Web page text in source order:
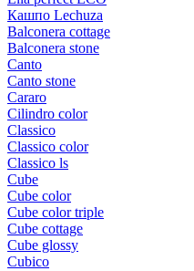
Кашпо Lechuza
Balconera cottage
Balconera stone
Canto
Canto stone
Cararo
Cilindro color
Classico
Classico color
Classico ls
Cube
Cube color
Cube color triple
Cube cottage
Cube glossy
Cubico